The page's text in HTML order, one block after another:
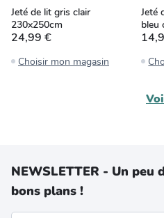
Jeté de lit gris clair
230x250cm
24,99 €
Choisir mon magasin
Jeté
bleu
NEWSLETTER - Un peu
bons plans !